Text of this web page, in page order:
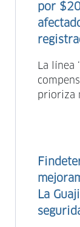
por
La línea
prioriza
La